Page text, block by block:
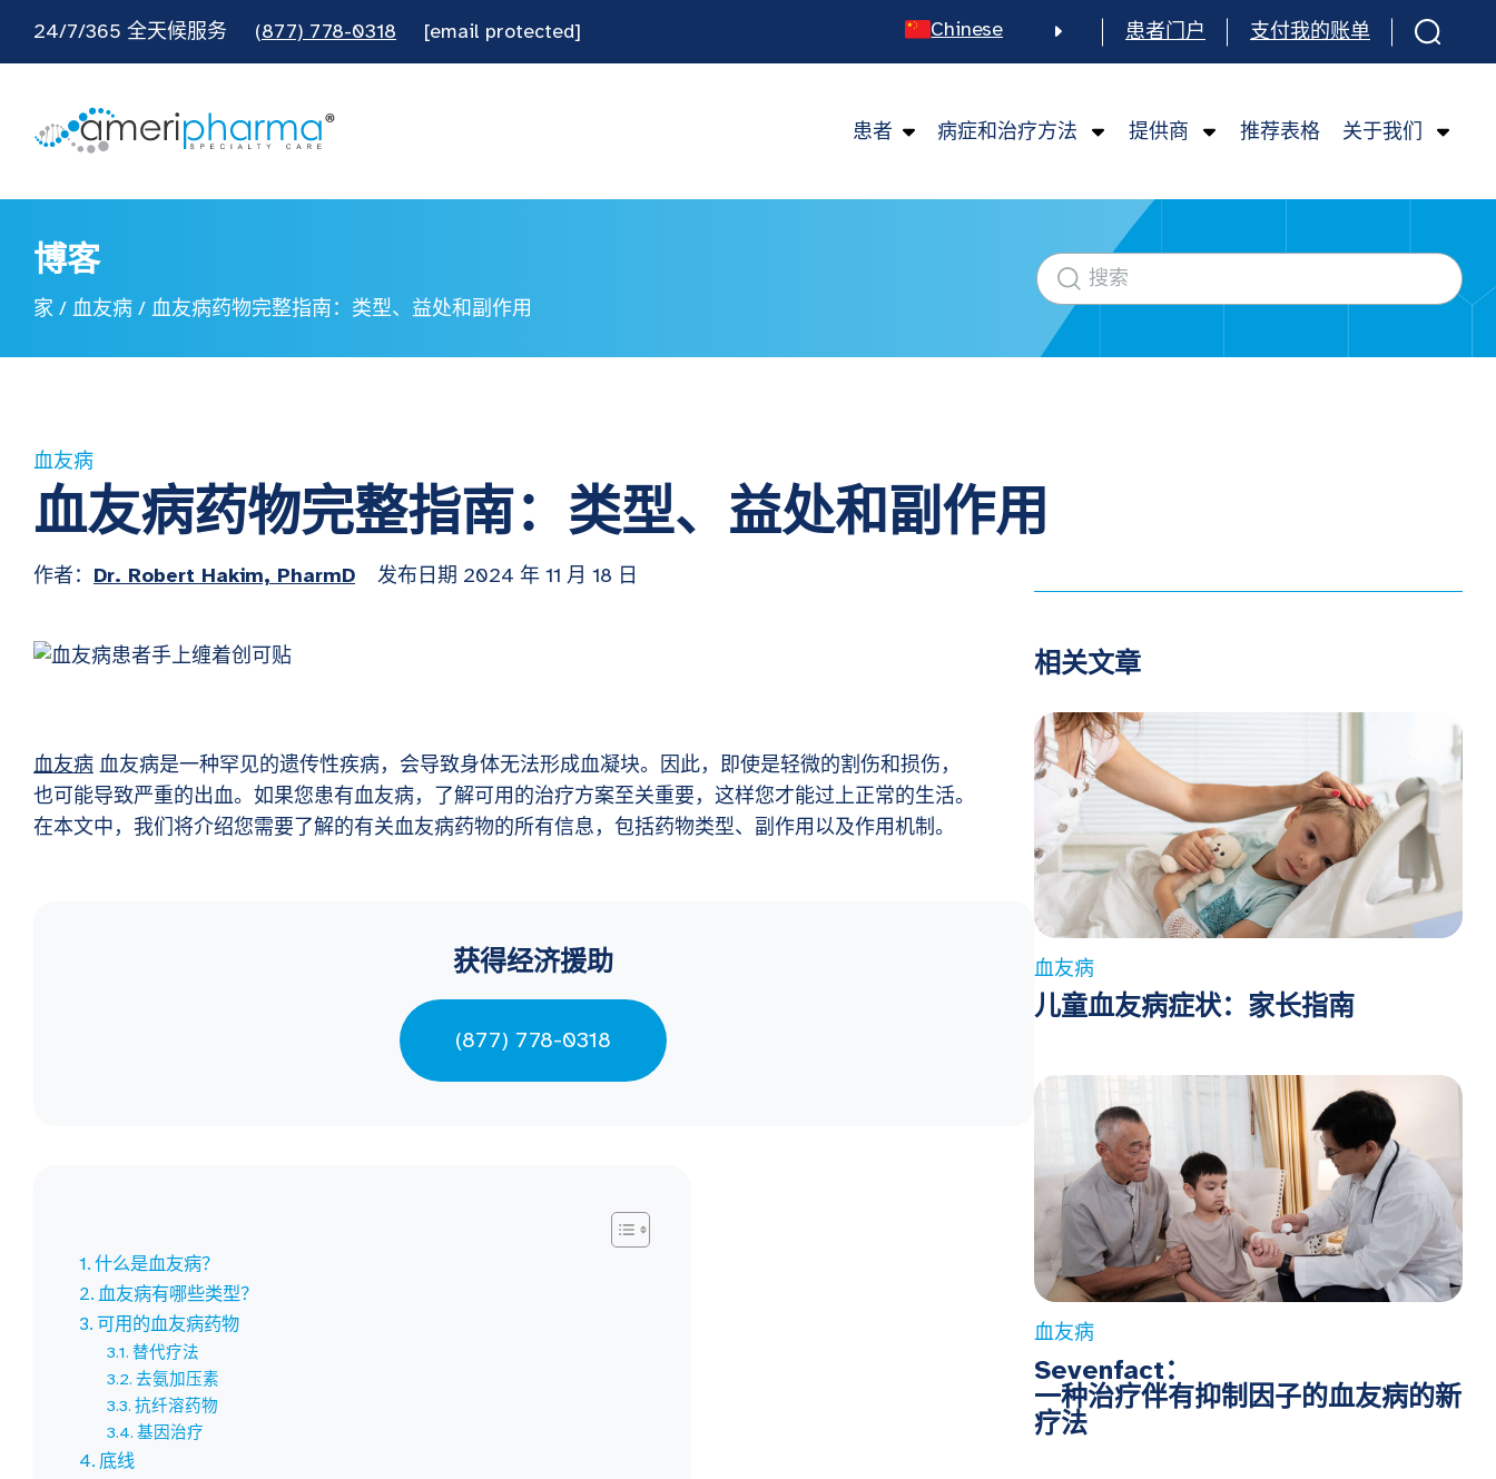
24/7/365 全天候服务 (877) 778-0318 [email protected] Chinese
Spanish
患者门户 支付我的账单
患者 病症和治疗方法 提供商 推荐表格 关于我们
博客
家 / 血友病 / 血友病药物完整指南：类型、益处和副作用
血友病
血友病药物完整指南：类型、益处和副作用
作者： Dr. Robert Hakim, PharmD 发布日期 2024 年 11 月 18 日
血友病 血友病是一种罕见的遗传性疾病，会导致身体无法形成血凝块。因此，即使是轻微的割伤和损伤，
也可能导致严重的出血。如果您患有血友病，了解可用的治疗方案至关重要，这样您才能过上正常的生活。
在本文中，我们将介绍您需要了解的有关血友病药物的所有信息，包括药物类型、副作用以及作用机制。
获得经济援助
(877) 778-0318
什么是血友病？
血友病有哪些类型？
可用的血友病药物
替代疗法
去氨加压素
抗纤溶药物
基因治疗
底线
相关文章
血友病
儿童血友病症状：家长指南
血友病
Sevenfact：
一种治疗伴有抑制因子的血友病的新
疗法